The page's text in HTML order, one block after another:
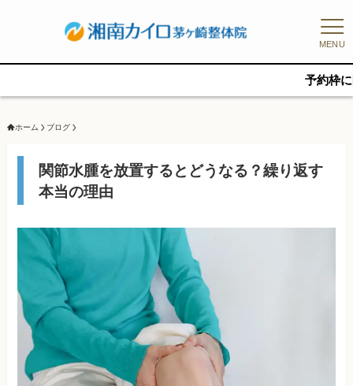
MENU
予約枠に限りがある
ホーム ブログ
関節水腫を放置するとどうなる？繰り返す
本当の理由